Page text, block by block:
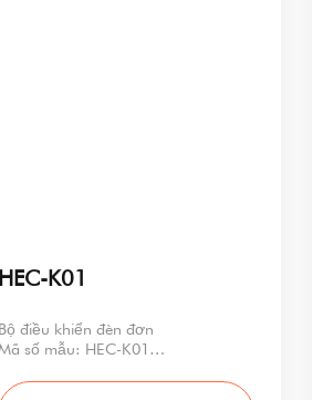
HEC-K01
Bộ điều khiển đèn đơn
số mẫu: HEC-K01
Điện áp đầu vào: 100